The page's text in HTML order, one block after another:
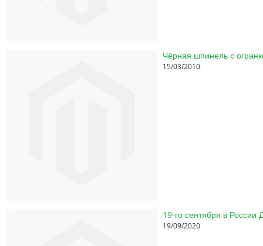
Чёрная шпинель с
15/03/2010
19-го сентября в
19/09/2020